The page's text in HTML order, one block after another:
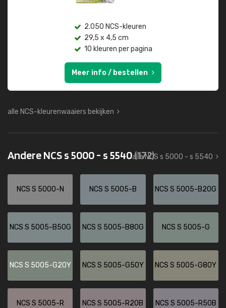
2.050 NCS-kleuren
29,5 x 4,5 cm
10 kleuren per pagina
Meer info / bestellen
alle NCS-kleurenwaaiers bekijken
Andere NCS s 5000 - s 5540(172)
alle NCS s 5000 - s 5540
NCS S 5000-N NCS S 5005-B NCS S 5005-B20G
NCS S 5005-B50G NCS S 5005-B80G NCS S 5005-G
NCS S 5005-G20Y NCS S 5005-G50Y NCS S 5005-G80Y
NCS S 5005-R NCS S 5005-R20B NCS S 5005-R50B